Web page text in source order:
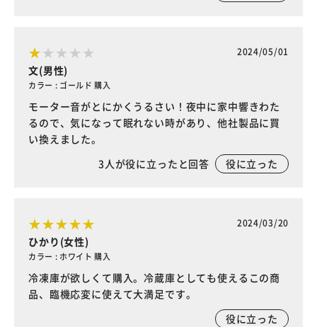
2024/05/01
文(男性)
カラー : ゴールド 購入
モーター音がとにかくうるさい！夜中に家中響きわた
るので、気になって眠れない時があり、他社製品に買
い換えました。
3人が役に立ったと回答 役に立った
2024/03/20
ひかり(女性)
カラー : ホワイト 購入
冷凍庫が欲しくて購入。冷蔵庫としても使えるこの商
品、臨機応変に使えて大満足です。
役に立った